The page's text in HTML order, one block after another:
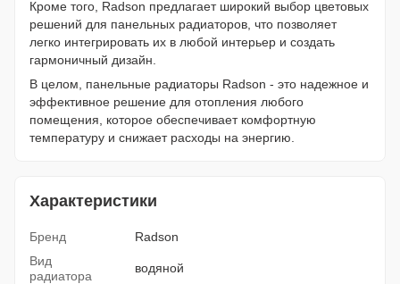
Кроме того, Radson предлагает широкий выбор цветовых
решений для панельных радиаторов, что позволяет
легко интегрировать их в любой интерьер и создать
гармоничный дизайн.
В целом, панельные радиаторы Radson - это надежное и
эффективное решение для отопления любого
помещения, которое обеспечивает комфортную
температуру и снижает расходы на энергию.
Характеристики
Бренд
Radson
Вид
радиатора
водяной